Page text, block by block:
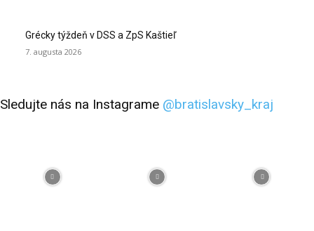
Grécky týždeň v DSS a ZpS Kaštieľ
7. augusta 2026
Sledujte nás na Instagrame @bratislavsky_kraj